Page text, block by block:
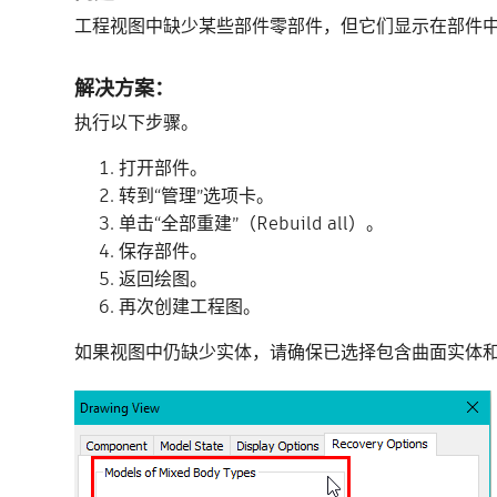
工程视图中缺少某些部件零部件，但它们显示在部件中
解决方案：
执行以下步骤。
打开部件。
转到“管理”选项卡。
单击“全部重建”（Rebuild all）。
保存部件。
返回绘图。
再次创建工程图。
如果视图中仍缺少实体，请确保已选择包含曲面实体